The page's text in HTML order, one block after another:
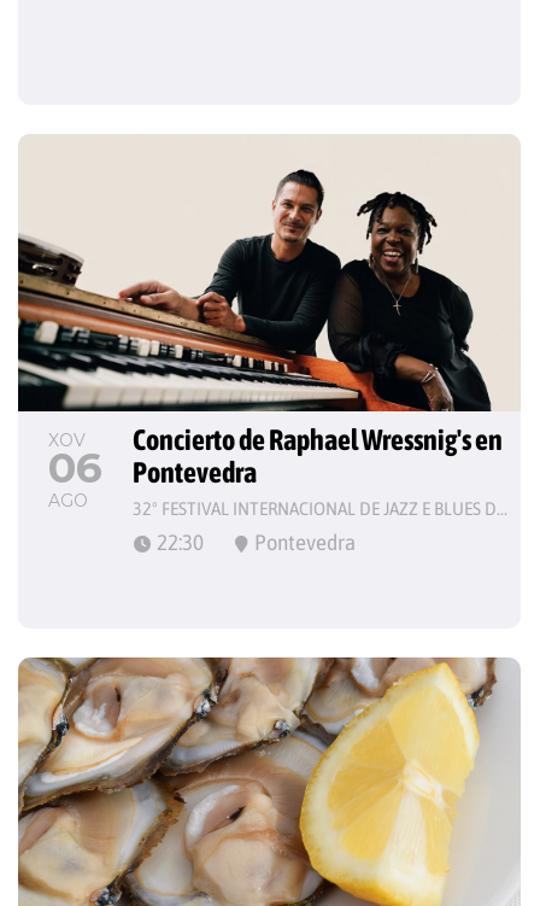
XOV
06
AGO
Concierto de Raphael Wressnig's en
Pontevedra
32º FESTIVAL INTERNACIONAL DE JAZZ E BLUES DE PONTEVEDRA
22:30 Pontevedra